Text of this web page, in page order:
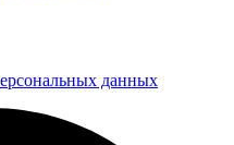
данных